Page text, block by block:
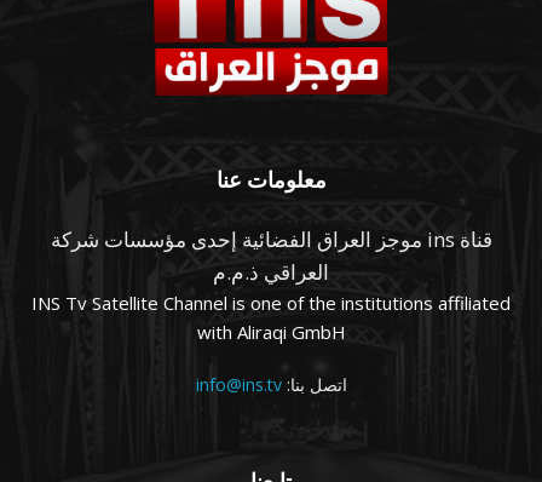
معلومات عنا
قناة ins موجز العراق الفضائية إحدى مؤسسات شركة
العراقي ذ.م.م
INS Tv Satellite Channel is one of the institutions affiliated
with Aliraqi GmbH
اتصل بنا:info@ins.tv